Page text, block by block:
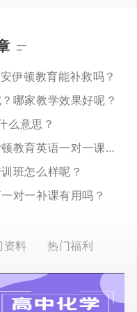
伊顿教育能补救吗？
哪家教学效果好呢？
么意思？
初中英语成绩差选择西安伊顿教育英语一对一课程行吗？
班怎么样呢？
对一补课有用吗？
资料 热门福利